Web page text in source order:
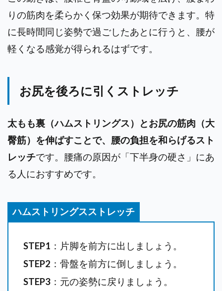
りの筋肉を柔らかく保つ効果が期待できます。特
に長時間同じ姿勢で過ごしたあとに行うと、腰が
軽くなる感覚が得られるはずです。
お尻を後ろに引くストレッチ
太もも裏（ハムストリングス）とお尻の筋肉（大
臀筋）を伸ばすことで、腰の負担を和らげるスト
レッチです。腰痛の原因が「下半身の硬さ」にあ
る人におすすめです。
ハムストリングスストレッチ
STEP1 ：片脚を前方に出しましょう。
STEP2 ：骨盤を前方に倒しましょう。
STEP3 ：元の姿勢に戻りましょう。